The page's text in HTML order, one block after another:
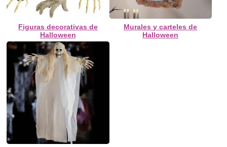
Figuras decorativas de
Halloween
Murales y carteles de
Halloween